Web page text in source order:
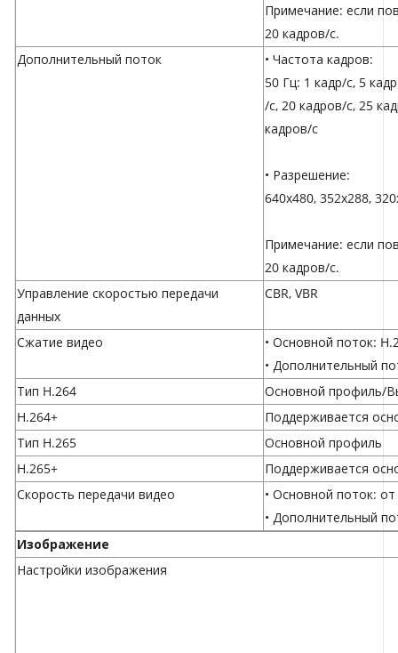
Примечание: если
20 кадров/с.
Дополнительный поток
• Частота кадров:
50 Гц: 1 кадр/с, 5
/с, 20 кадров/с, 25
кадров/с
• Разрешение:
640x480, 352x288,
Примечание: если
20 кадров/с.
Управление скоростью передачи
данных
CBR, VBR
Сжатие видео
• Основной поток:
• Дополнительный
Тип H.264
Основной профиль/
H.264+
Поддерживается
Тип H.265
Основной профиль
H.265+
Поддерживается
Скорость передачи видео
• Основной поток:
• Дополнительный
Изображение
Настройки изображения